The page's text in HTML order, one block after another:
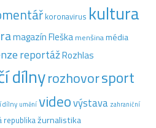
koronavirus kultura
magazín Fleška menšinamédia
reportážRozhlas
dílnyrozhovorsport
dílny uměnívideovýstava zahraniční
republikažurnalistika